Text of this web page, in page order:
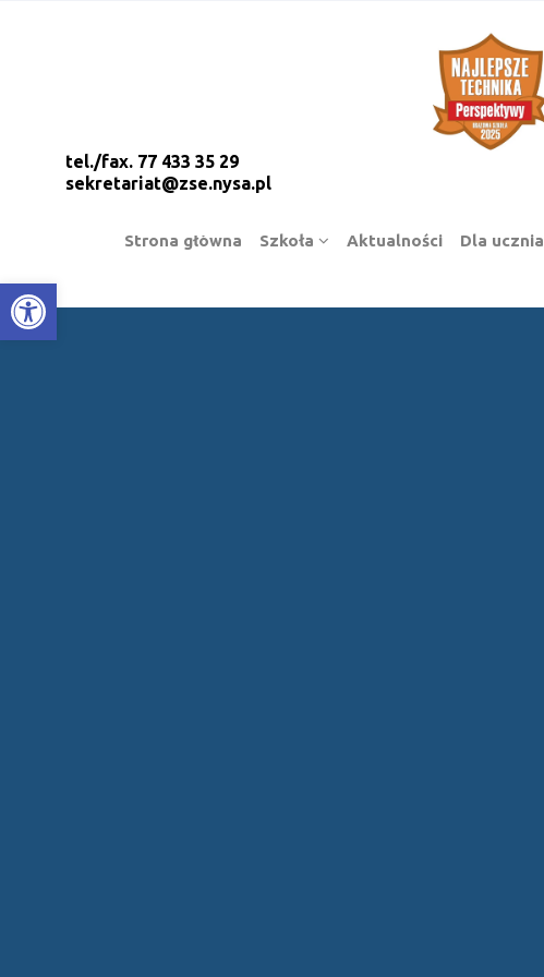
Open toolbar
Strona główna Szkoła Aktualności Dla ucznia
tel./fax. 77 433 35 29
sekretariat@zse.nysa.pl